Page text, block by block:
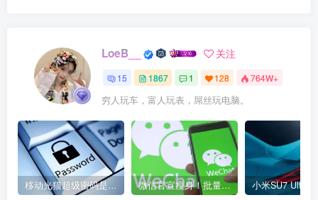
LoeB__ 关注
15 1867 1 128 764W+
穷人玩车，富人玩表，屌丝玩电脑。
移动光猫超级密码是多少？移动光猫超级管理员后台账号与密码 微信官宣瘦身！批量清理原图新功能来了 安卓、iOS均可使用